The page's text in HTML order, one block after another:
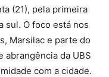
(21), pela primeira
sul. O foco está nos
Marsilac e parte do
abrangência da UBS
com a cidade.